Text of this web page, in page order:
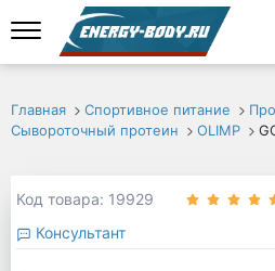
Главная Спортивное питание
Сывороточный протеин
OLIMP
Код товара: 19929
Консультант